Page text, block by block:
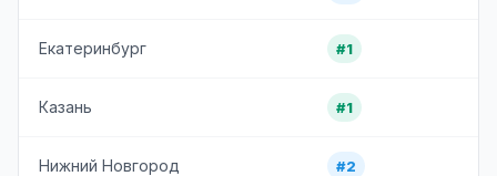
Екатеринбург #1
Казань #1
Нижний Новгород #2